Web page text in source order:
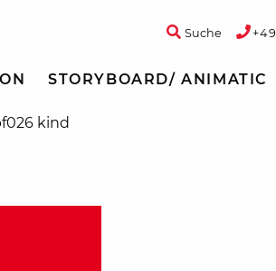
Suche
STORYBOARD/ ANIMATIC
kind